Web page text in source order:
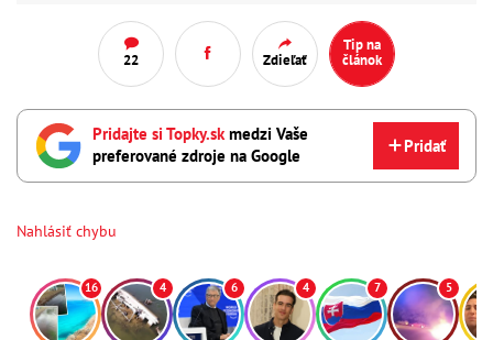
22 Zdieľať
Tip na
článok
Pridajte si Topky.skmedzi Vaše
preferované zdroje na Google
Pridať
Nahlásiť chybu
16 4 6 4 7 5